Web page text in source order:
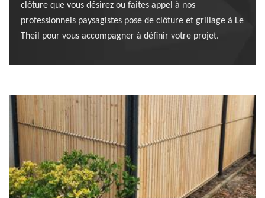
clôture que vous désirez ou faites appel à nos
professionnels paysagistes pose de clôture et grillage à Le
Theil pour vous accompagner à définir votre projet.